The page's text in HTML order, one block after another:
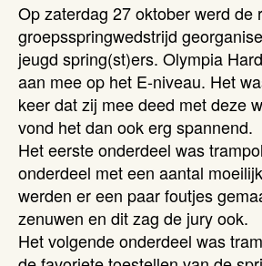
Op zaterdag 27 oktober werd de
groepsspringwedstrijd
jeugd spring(st)ers. Olympia
aan mee op het E-niveau. Het
keer dat zij mee deed met deze
vond het dan ook erg spannend.
Het eerste onderdeel was
onderdeel met een aantal
werden er een paar foutjes
zenuwen en dit zag de jury ook.
Het volgende onderdeel was